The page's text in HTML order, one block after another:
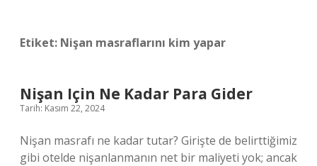
Etiket: Nişan masraflarını kim yapar
Nişan Için Ne Kadar Para Gider
Tarih: Kasım 22, 2024
Nişan masrafı ne kadar tutar? Girişte de belirttiğimiz
gibi otelde nişanlanmanın net bir maliyeti yok; ancak